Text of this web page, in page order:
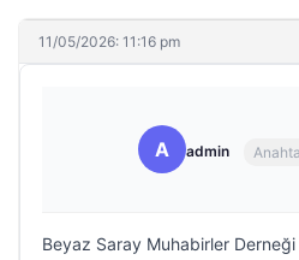
11/05/2026: 11:16 pm
A admin
Beyaz Saray Muhabirler